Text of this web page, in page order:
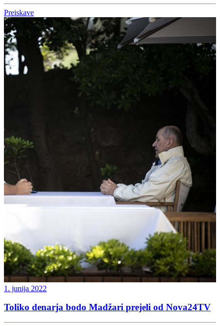
Preiskave
1. junija 2022
Toliko denarja bodo Madžari prejeli od Nova24TV